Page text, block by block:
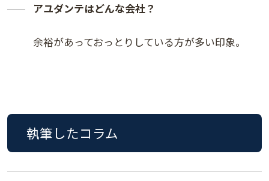
アユダンテはどんな会社？
余裕があっておっとりしている方が多い印象。
執筆したコラム